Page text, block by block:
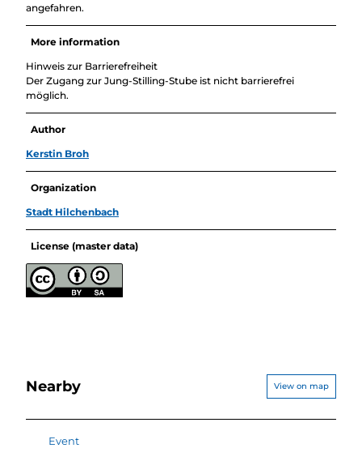
angefahren.
More information
Hinweis zur Barrierefreiheit
Der Zugang zur Jung-Stilling-Stube ist nicht barrierefrei
möglich.
Author
Kerstin Broh
Organization
Stadt Hilchenbach
License (master data)
Nearby View on map
Event